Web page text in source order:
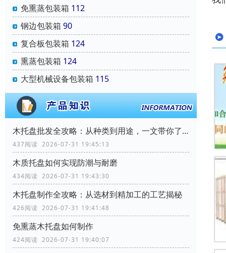
免熏蒸包装箱 112
钢边包装箱 90
复合板包装箱 124
熏蒸包装箱 124
大型机械设备包装箱 115
木托盘批发全攻略：从种类到用途，一文带你了解透彻
437阅读 2026-07-31 19:45:13
木质托盘如何实现防潮与耐磨
434阅读 2026-07-31 19:43:30
木托盘制作全攻略：从选材到精加工的工艺揭秘
426阅读 2026-07-31 19:41:48
免熏蒸木托盘如何制作
424阅读 2026-07-31 19:40:07